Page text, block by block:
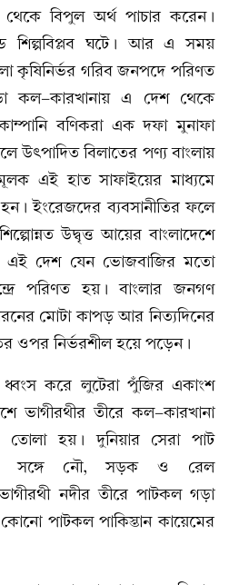
বিপুল অর্থ পাচার করেন।
শিল্পবিপ্লব ঘটে। আর এ সময়
কৃষিনির্ভর গরিব জনপদে পরিণত
কল-কারখানায় এ দেশ থেকে
বণিকরা এক দফা মুনাফা
উৎপাদিত বিলাতের পণ্য বাংলায়
এই হাত সাফাইয়ের মাধ্যমে
ইংরেজদের ব্যবসানীতির ফলে
উদ্বৃত্ত আয়ের বাংলাদেশে
এই দেশ যেন ভোজবাজির মতো
পরিণত হয়। বাংলার জনগণ
মোটা কাপড় আর নিত্যদিনের
ওপর নির্ভরশীল হয়ে পড়েন।
ধ্বংস করে লুটেরা পুঁজির একাংশ
ভাগীরথীর তীরে কল-কারখানা
তোলা হয়। দুনিয়ার সেরা পাট
সঙ্গে নৌ, সড়ক ও রেল
নদীর তীরে পাটকল গড়া
পাটকল পাকিস্তান কায়েমের